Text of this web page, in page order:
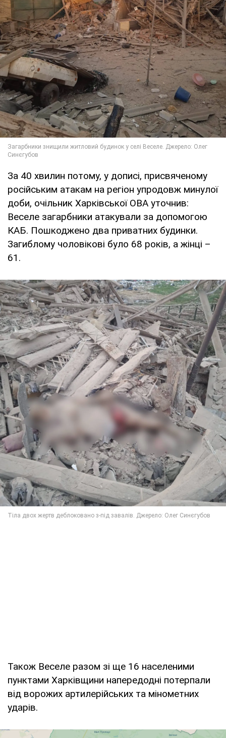
За 40 хвилин потому, у дописі, присвяченому
російським атакам на регіон упродовж минулої
доби, очільник Харківської ОВА уточнив:
Веселе загарбники атакували за допомогою
КАБ. Пошкоджено два приватних будинки.
Загиблому чоловікові було 68 років, а жінці –
61.
Також Веселе разом зі ще 16 населеними
пунктами Харківщини напередодні потерпали
від ворожих артилерійських та мінометних
ударів.